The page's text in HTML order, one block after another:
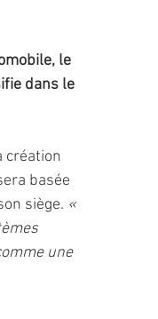
le
dans le
création
basée
siège. «
une